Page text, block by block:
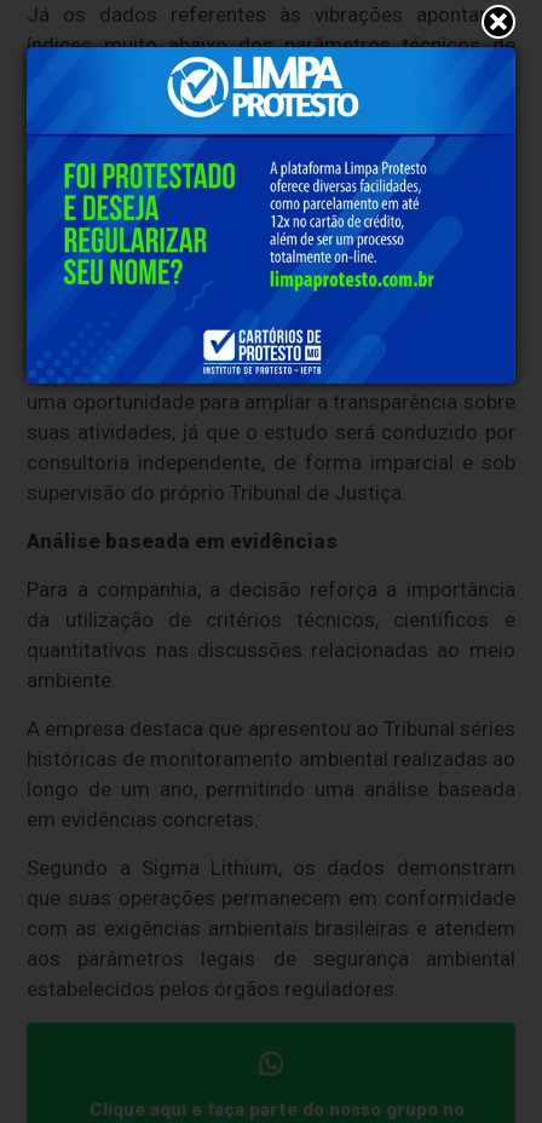
Já os dados referentes às vibrações apontaram
índices muito abaixo dos parâmetros técnicos de
referência, com registros considerados mínimos
quando comparados aos limites recomendados.
Perícia técnica independente
Ao revogar a decisão anterior, o TJMG determinou
que seja realizada uma avaliação técnica
independente para analisar os possíveis impactos
das operações da mineradora sobre moradores das
comunidades localizadas em Araçuaí e Itinga.
Segundo a Sigma Lithium, a determinação representa
uma oportunidade para ampliar a transparência sobre
suas atividades, já que o estudo será conduzido por
consultoria independente, de forma imparcial e sob
supervisão do próprio Tribunal de Justiça.
Análise baseada em evidências
Para a companhia, a decisão reforça a importância
da utilização de critérios técnicos, científicos e
quantitativos nas discussões relacionadas ao meio
ambiente.
A empresa destaca que apresentou ao Tribunal séries
históricas de monitoramento ambiental realizadas ao
longo de um ano, permitindo uma análise baseada
em evidências concretas.
Segundo a Sigma Lithium, os dados demonstram
que suas operações permanecem em conformidade
com as exigências ambientais brasileiras e atendem
aos parâmetros legais de segurança ambiental
estabelecidos pelos órgãos reguladores.
Clique aqui e faça parte do nosso grupo no